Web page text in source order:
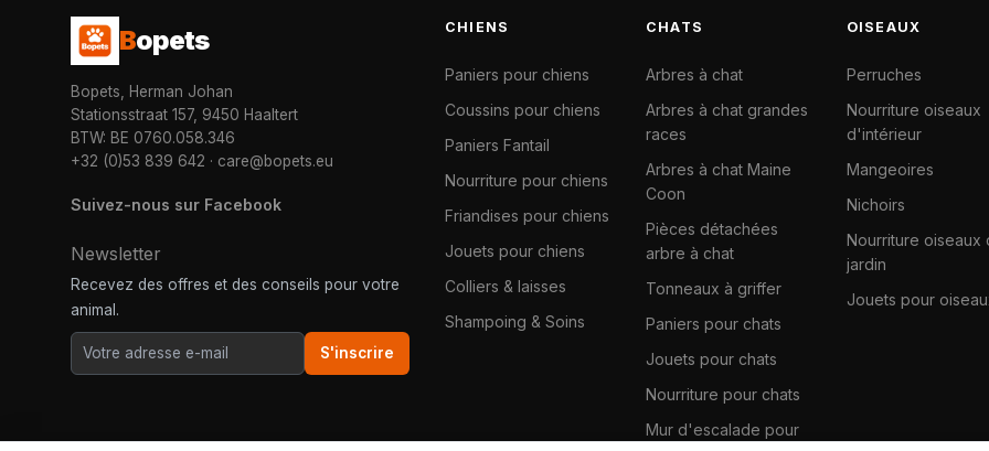
Bopets
Bopets, Herman Johan
Stationsstraat 157, 9450 Haaltert
BTW: BE 0760.058.346
+32 (0)53 839 642 · care@bopets.eu
Suivez-nous sur Facebook
Newsletter
Recevez des offres et des conseils pour votre
animal.
S'inscrire
CHIENS
Paniers pour chiens
Coussins pour chiens
Paniers Fantail
Nourriture pour chiens
Friandises pour chiens
Jouets pour chiens
Colliers & laisses
Shampoing & Soins
CHATS
Arbres à chat
Arbres à chat grandes
races
Arbres à chat Maine
Coon
Pièces détachées
arbre à chat
Tonneaux à griffer
Paniers pour chats
Jouets pour chats
Nourriture pour chats
Mur d'escalade pour
OISEAUX
Perruches
Nourriture oiseaux
d'intérieur
Mangeoires
Nichoirs
Nourriture oiseaux
jardin
Jouets pour